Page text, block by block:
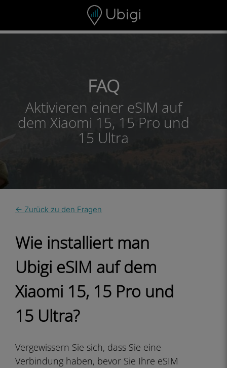
Navigationsleiste Fußzeile
FAQ
Aktivieren einer eSIM auf
dem Xiaomi 15, 15 Pro und
15 Ultra
← Zurück zu den Fragen
Wie installiert man
Ubigi eSIM auf dem
Xiaomi 15, 15 Pro und
15 Ultra?
Vergewissern Sie sich, dass Sie eine
Verbindung haben, bevor Sie Ihre eSIM